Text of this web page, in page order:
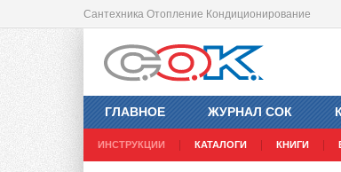
Сантехника Отопление Кондиционирование
ГЛАВНОЕ ЖУРНАЛ СОК
ИНСТРУКЦИИ КАТАЛОГИ КНИГИ